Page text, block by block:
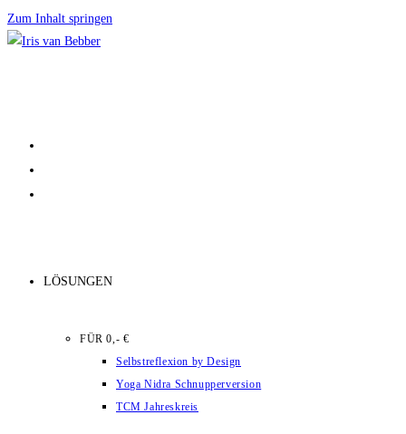
Zum Inhalt springen
LÖSUNGEN
FÜR 0,- €
Selbstreflexion by Design
Yoga Nidra Schnupperversion
TCM Jahreskreis